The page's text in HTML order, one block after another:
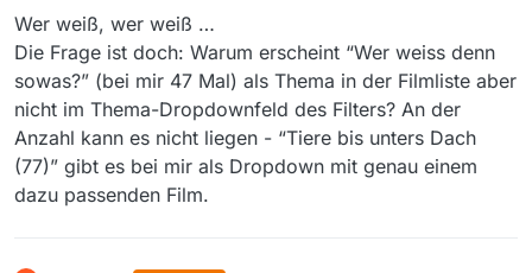
Wer weiß, wer weiß …
Die Frage ist doch: Warum erscheint “Wer weiss denn
sowas?” (bei mir 47 Mal) als Thema in der Filmliste aber
nicht im Thema-Dropdownfeld des Filters? An der
Anzahl kann es nicht liegen - “Tiere bis unters Dach
(77)” gibt es bei mir als Dropdown mit genau einem
dazu passenden Film.